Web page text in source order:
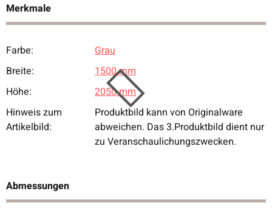
Merkmale
Produkteigenschaft
Wert
Farbe:
Grau
Breite:
1500 mm
Höhe:
2050 mm
Hinweis zum
Artikelbild:
Produktbild kann von Originalware
abweichen. Das 3.Produktbild dient nur
zu Veranschaulichungszwecken.
Abmessungen